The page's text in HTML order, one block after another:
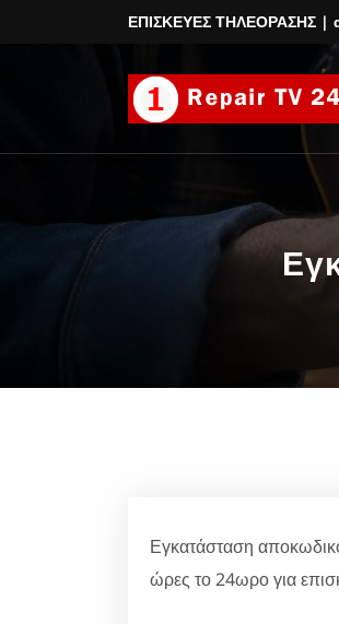
ΕΠΙΣΚΕΥΕΣ ΤΗΛΕΟΡΑΣΗΣ |
Εγκατάσταση
ώρες το 24ωρο για